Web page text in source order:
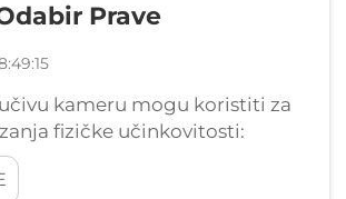
Prave
kameru mogu koristiti za
fizičke učinkovitosti:
trenja i memorije kabla
da se navodena dužina